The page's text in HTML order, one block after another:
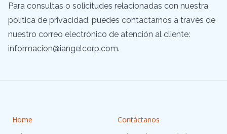
Para consultas o solicitudes relacionadas con nuestra
política de privacidad, puedes contactarnos a través de
nuestro correo electrónico de atención al cliente:
informacion@iangelcorp.com.
Home
Contáctanos